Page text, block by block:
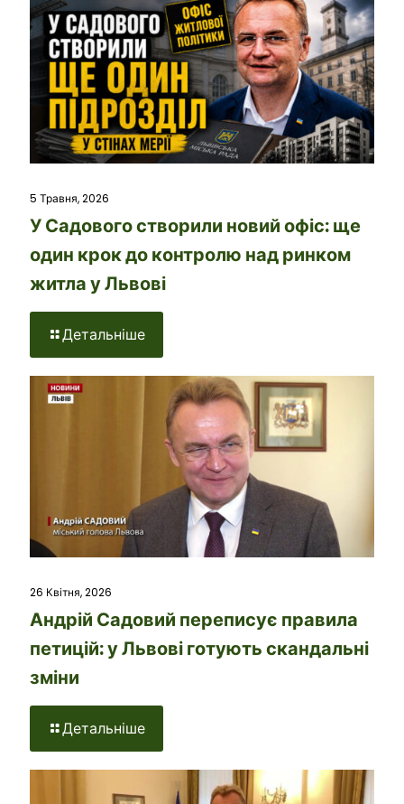
5 Травня, 2026
У Садового створили новий офіс: ще
один крок до контролю над ринком
житла у Львові
Детальніше
26 Квітня, 2026
Андрій Садовий переписує правила
петицій: у Львові готують скандальні
зміни
Детальніше